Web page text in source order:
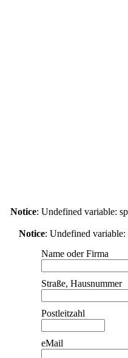
Notice: Undefined variable:
Notice: Undefined
Name oder Firma
Straße, Hausnummer
Postleitzahl
eMail